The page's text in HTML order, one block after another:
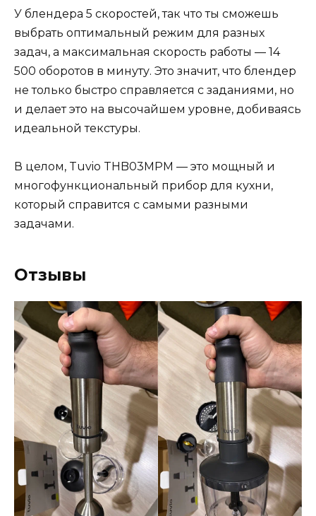
У блендера 5 скоростей, так что ты сможешь
выбрать оптимальный режим для разных
задач, а максимальная скорость работы — 14
500 оборотов в минуту. Это значит, что блендер
не только быстро справляется с заданиями, но
и делает это на высочайшем уровне, добиваясь
идеальной текстуры.
В целом, Tuvio THB03MPM — это мощный и
многофункциональный прибор для кухни,
который справится с самыми разными
задачами.
Отзывы